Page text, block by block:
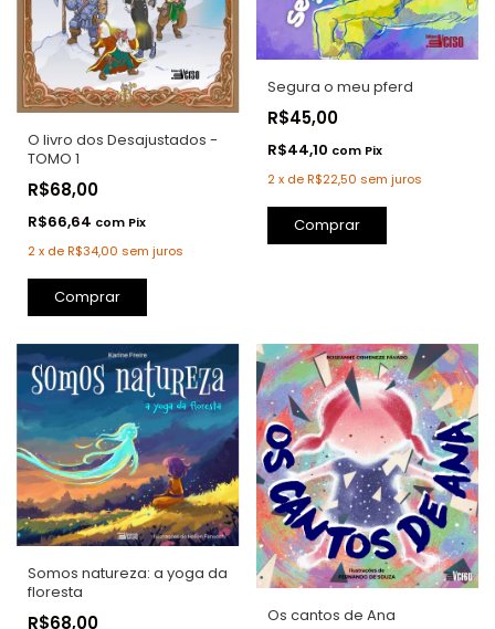
O livro dos Desajustados -
TOMO 1
R$68,00
R$66,64 com Pix
2x deR$34,00 sem juros
Comprar
Segura o meu pferd
R$45,00
R$44,10 com Pix
2 x deR$22,50 sem juros
Comprar
Somos natureza: a yoga da
floresta
R$68,00 Os cantos de Ana